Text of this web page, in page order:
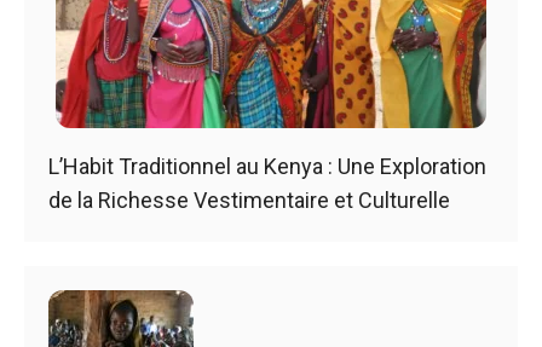
L’Habit Traditionnel au Kenya : Une Exploration
de la Richesse Vestimentaire et Culturelle